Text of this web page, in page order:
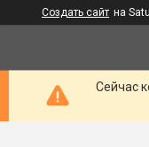
Создать сайт на
Сейчас